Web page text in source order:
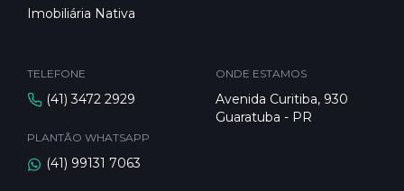
Imobiliária Nativa
TELEFONE
(41) 3472 2929
PLANTÃO WHATSAPP
(41) 99131 7063
ONDE ESTAMOS
Avenida Curitiba, 930
Guaratuba - PR